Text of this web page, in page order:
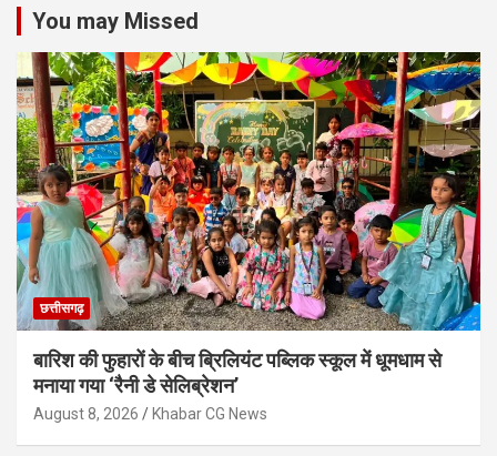
You may Missed
छत्तीसगढ़
बारिश की फुहारों के बीच ब्रिलियंट पब्लिक स्कूल में धूमधाम से
मनाया गया ‘रैनी डे सेलिब्रेशन’
August 8, 2026 Khabar CG News